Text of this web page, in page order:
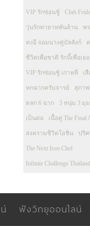
VIP รักซ่อนชู้ Club
วุ่นรักทายาทพันล้าน พ
ทงอี จอมนางคู่บัลลังก์
ชีวิตเพื่อชาติ รักนี้เพื่อเธอ
VIP รักซ่อนชู้ เกาหลี เ
หกฉากครับจารย์ สุภา
ตลก 6 ฉาก 3 หนุ่ม 3 มุม
เป็นต่อ เนื้อคู่ The Final
สงครามชีวิตโอชิน ปริ
The Next Iron Chef
Infinite Challenge
ฟังวิทยุออนไลน์